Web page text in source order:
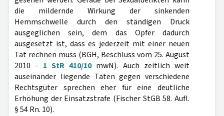
die mildernde Wirkung der sinkenden
Hemmschwelle durch den ständigen Druck
ausgeglichen sein, dem das Opfer dadurch
ausgesetzt ist, dass es jederzeit mit einer neuen
Tat rechnen muss (BGH, Beschluss vom 25. August
2010 - 1 StR 410/10mwN). Auch zeitlich weit
auseinander liegende Taten gegen verschiedene
Rechtsgüter sprechen eher für eine deutliche
Erhöhung der Einsatzstrafe (Fischer StGB 58. Aufl.
§ 54 Rn. 10).